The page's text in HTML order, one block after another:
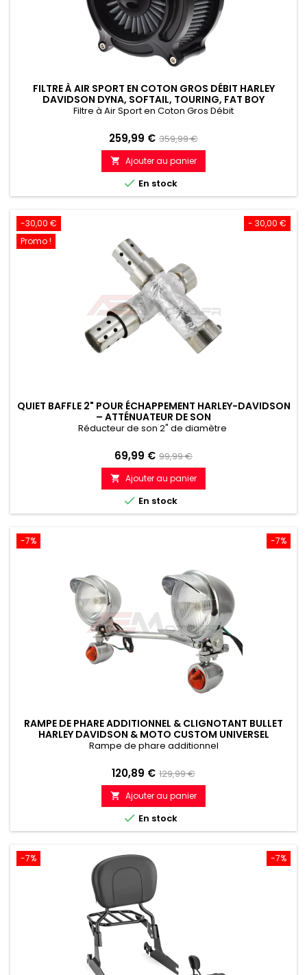
FILTRE À AIR SPORT EN COTON GROS DÉBIT HARLEY
DAVIDSON DYNA, SOFTAIL, TOURING, FAT BOY
Filtre à Air Sport en Coton Gros Débit
Prix
259,99 € Prix
de
référence
359,99 €
 Ajouter au panier
 En stock
- 30,00 €
-30,00 €
Promo !
QUIET BAFFLE 2" POUR ÉCHAPPEMENT HARLEY-DAVIDSON
– ATTÉNUATEUR DE SON
Réducteur de son 2" de diamètre
Prix
69,99 € Prix
de
référence
99,99 €
 Ajouter au panier
 En stock
-7%
-7%
RAMPE DE PHARE ADDITIONNEL & CLIGNOTANT BULLET
HARLEY DAVIDSON & MOTO CUSTOM UNIVERSEL
Rampe de phare additionnel
Prix
120,89 € Prix
de
référence
129,99 €
 Ajouter au panier
 En stock
-7%
-7%